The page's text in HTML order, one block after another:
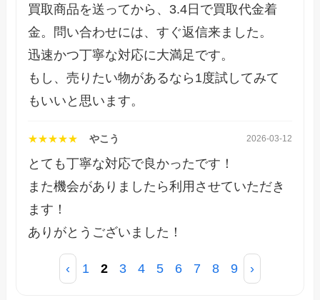
買取商品を送ってから、3.4日で買取代金着
金。問い合わせには、すぐ返信来ました。
迅速かつ丁寧な対応に大満足です。
もし、売りたい物があるなら1度試してみて
もいいと思います。
★★★★★ やこう 2026-03-12
とても丁寧な対応で良かったです！
また機会がありましたら利用させていただき
ます！
ありがとうございました！
‹ 1 2 3 4 5 6 7 8 9 ›